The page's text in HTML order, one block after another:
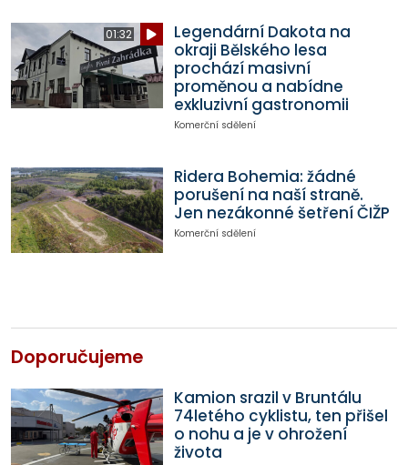
01:32
Legendární Dakota na
okraji Bělského lesa
prochází masivní
proměnou a nabídne
exkluzivní gastronomii
Komerční sdělení
Ridera Bohemia: žádné
porušení na naší straně.
Jen nezákonné šetření ČIŽP
Komerční sdělení
Doporučujeme
Kamion srazil v Bruntálu
74letého cyklistu, ten přišel
o nohu a je v ohrožení
života